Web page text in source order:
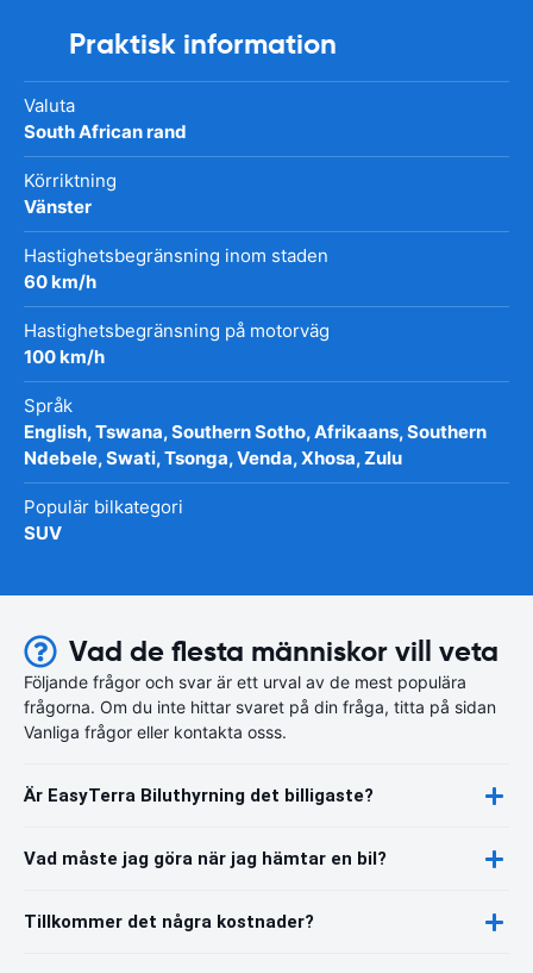
Praktisk information
Valuta
South African rand
Körriktning
Vänster
Hastighetsbegränsning inom staden
60 km/h
Hastighetsbegränsning på motorväg
100 km/h
Språk
English, Tswana, Southern Sotho, Afrikaans, Southern
Ndebele, Swati, Tsonga, Venda, Xhosa, Zulu
Populär bilkategori
SUV
Vad de flesta människor vill veta
Följande frågor och svar är ett urval av de mest populära
frågorna. Om du inte hittar svaret på din fråga, titta på sidan
Vanliga frågor eller kontakta osss.
Är EasyTerra Biluthyrning det billigaste?
Vad måste jag göra när jag hämtar en bil?
Tillkommer det några kostnader?